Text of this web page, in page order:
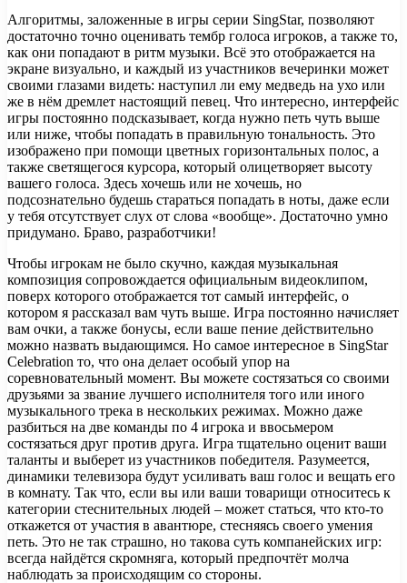
Алгоритмы, заложенные в игры серии SingStar, позволяют
достаточно точно оценивать тембр голоса игроков, а также то,
как они попадают в ритм музыки. Всё это отображается на
экране визуально, и каждый из участников вечеринки может
своими глазами видеть: наступил ли ему медведь на ухо или
же в нём дремлет настоящий певец. Что интересно, интерфейс
игры постоянно подсказывает, когда нужно петь чуть выше
или ниже, чтобы попадать в правильную тональность. Это
изображено при помощи цветных горизонтальных полос, а
также светящегося курсора, который олицетворяет высоту
вашего голоса. Здесь хочешь или не хочешь, но
подсознательно будешь стараться попадать в ноты, даже если
у тебя отсутствует слух от слова «вообще». Достаточно умно
придумано. Браво, разработчики!
Чтобы игрокам не было скучно, каждая музыкальная
композиция сопровождается официальным видеоклипом,
поверх которого отображается тот самый интерфейс, о
котором я рассказал вам чуть выше. Игра постоянно начисляет
вам очки, а также бонусы, если ваше пение действительно
можно назвать выдающимся. Но самое интересное в SingStar
Celebration то, что она делает особый упор на
соревновательный момент. Вы можете состязаться со своими
друзьями за звание лучшего исполнителя того или иного
музыкального трека в нескольких режимах. Можно даже
разбиться на две команды по 4 игрока и ввосьмером
состязаться друг против друга. Игра тщательно оценит ваши
таланты и выберет из участников победителя. Разумеется,
динамики телевизора будут усиливать ваш голос и вещать его
в комнату. Так что, если вы или ваши товарищи относитесь к
категории стеснительных людей – может статься, что кто-то
откажется от участия в авантюре, стесняясь своего умения
петь. Это не так страшно, но такова суть компанейских игр:
всегда найдётся скромняга, который предпочтёт молча
наблюдать за происходящим со стороны.